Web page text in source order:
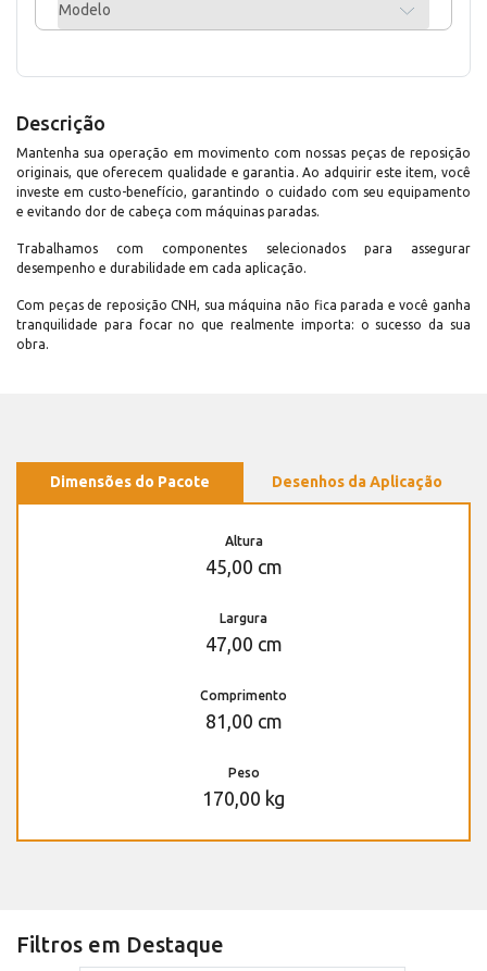
Modelo
Descrição
Mantenha sua operação em movimento com nossas peças de reposição
originais, que oferecem qualidade e garantia. Ao adquirir este item, você
investe em custo-benefício, garantindo o cuidado com seu equipamento
e evitando dor de cabeça com máquinas paradas.
Trabalhamos com componentes selecionados para assegurar
desempenho e durabilidade em cada aplicação.
Com peças de reposição CNH, sua máquina não fica parada e você ganha
tranquilidade para focar no que realmente importa: o sucesso da sua
obra.
Dimensões do Pacote Desenhos da Aplicação
Altura
45,00 cm
Largura
47,00 cm
Comprimento
81,00 cm
Peso
170,00 kg
Filtros em Destaque